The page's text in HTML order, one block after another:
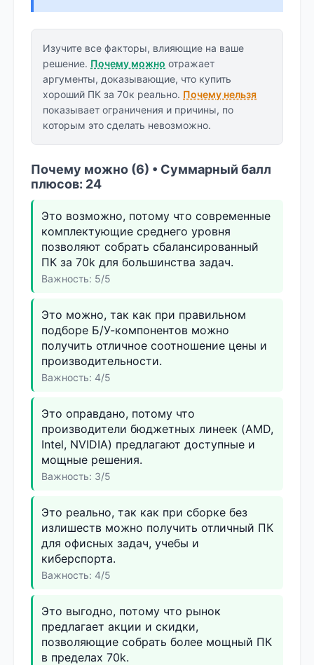
Изучите все факторы, влияющие на ваше
решение. Почему можно отражает
аргументы, доказывающие, что купить
хороший ПК за 70к реально. Почему нельзя
показывает ограничения и причины, по
которым это сделать невозможно.
Почему можно (6) • Суммарный балл
плюсов: 24
Это возможно, потому что современные
комплектующие среднего уровня
позволяют собрать сбалансированный
ПК за 70k для большинства задач.
Важность: 5/5
Это можно, так как при правильном
подборе Б/У-компонентов можно
получить отличное соотношение цены и
производительности.
Важность: 4/5
Это оправдано, потому что
производители бюджетных линеек (AMD,
Intel, NVIDIA) предлагают доступные и
мощные решения.
Важность: 3/5
Это реально, так как при сборке без
излишеств можно получить отличный ПК
для офисных задач, учебы и
киберспорта.
Важность: 4/5
Это выгодно, потому что рынок
предлагает акции и скидки,
позволяющие собрать более мощный ПК
в пределах 70k.